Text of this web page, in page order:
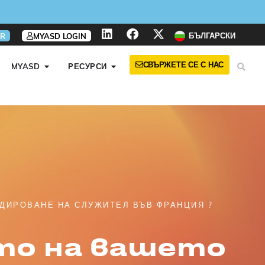
MYASD LOGIN БЪЛГАРСКИ
MYASD РЕСУРСИ СВЪРЖЕТЕ СЕ С НАС
НА СЛУЖИТЕЛ ВЪВ ФРАНЦИЯ ?
на вашето